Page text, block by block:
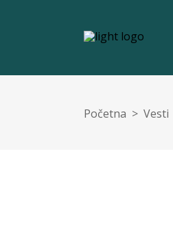
Početna > Vesti